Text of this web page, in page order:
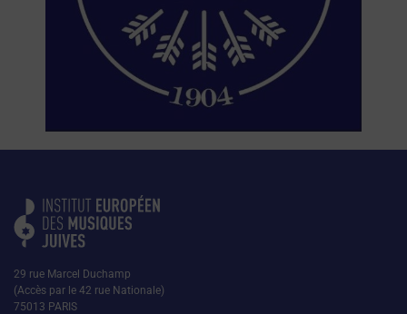
29 rue Marcel Duchamp
(Accès par le 42 rue Nationale)
75013 PARIS